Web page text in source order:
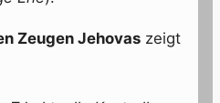
Zeugen Jehovas zeigt